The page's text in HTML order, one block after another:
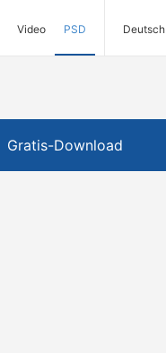
Video PSD Deutsch
Gratis-Download